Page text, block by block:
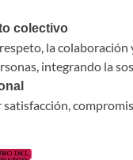
colectivo
la
integrando la